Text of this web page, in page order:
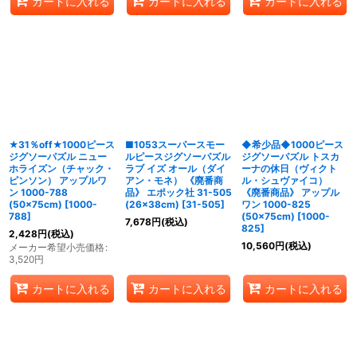
★31％off★1000ピース
ジグソーパズル ニュー
ホライズン（チャック・
ピンソン） アップルワ
ン 1000-788
(50×75cm) [1000-
788]
2,428円(税込)
メーカー希望小売価格:
3,520円
カートに入れる
■1053スーパースモー
ルピースジグソーパズル
ラブ イズ オール（ダイ
アン・モネ） 《廃番商
品》 エポック社 31-505
(26×38cm) [31-505]
7,678円(税込)
カートに入れる
◆希少品◆1000ピース
ジグソーパズル トスカ
ーナの休日（ヴィクト
ル・シュヴァイコ）
《廃番商品》 アップル
ワン 1000-825
(50×75cm) [1000-
825]
10,560円(税込)
カートに入れる